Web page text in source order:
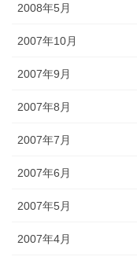
2008年5月
2007年10月
2007年9月
2007年8月
2007年7月
2007年6月
2007年5月
2007年4月